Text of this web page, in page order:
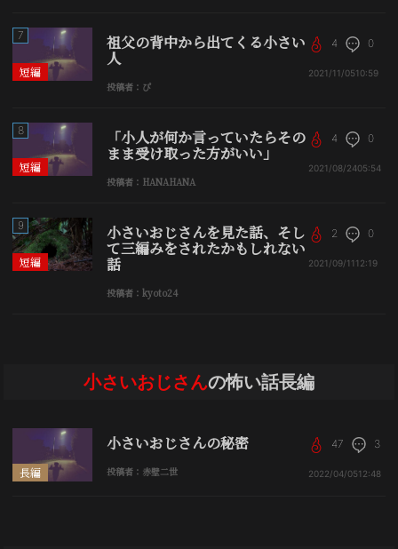
短編
7 祖父の背中から出てくる小さい
人
投稿者：ぴ
4 0
2021/11/0510:59
短編
8 「小人が何か言っていたらその
まま受け取った方がいい」
投稿者：HANAHANA
4 0
2021/08/2405:54
短編
9 小さいおじさんを見た話、そし
て三編みをされたかもしれない
話
投稿者：kyoto24
2 0
2021/09/11 12:19
小さいおじさんの怖い話長編
長編
小さいおじさんの秘密
投稿者：赤壁二世
47 3
2022/04/0512:48